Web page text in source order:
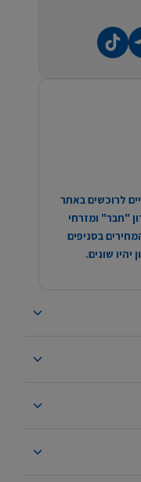
לרוכשים באתר
"חבר" ומזרחי
בסניפים
יהיו שונים.